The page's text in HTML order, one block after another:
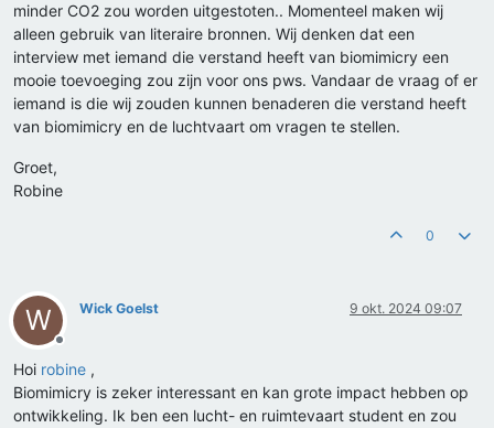
minder CO2 zou worden uitgestoten.. Momenteel maken wij
alleen gebruik van literaire bronnen. Wij denken dat een
interview met iemand die verstand heeft van biomimicry een
mooie toevoeging zou zijn voor ons pws. Vandaar de vraag of er
iemand is die wij zouden kunnen benaderen die verstand heeft
van biomimicry en de luchtvaart om vragen te stellen.
Groet,
Robine
0
W
Offline
Wick Goelst 9 okt. 2024 09:07
Hoi robine ,
Biomimicry is zeker interessant en kan grote impact hebben op
ontwikkeling. Ik ben een lucht- en ruimtevaart student en zou